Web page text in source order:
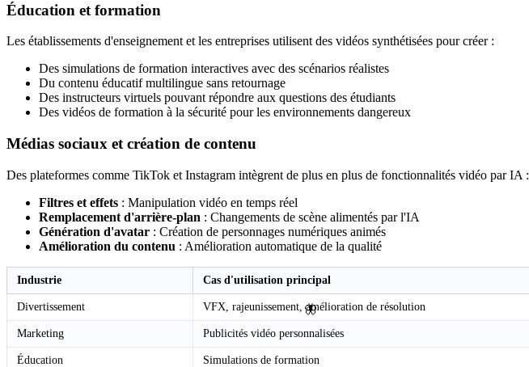
🦋
Éducation et formation
Les établissements d'enseignement et les entreprises utilisent des vidéos synthétisées pour créer :
Des simulations de formation interactives avec des scénarios réalistes
Du contenu éducatif multilingue sans retournage
Des instructeurs virtuels pouvant répondre aux questions des étudiants
Des vidéos de formation à la sécurité pour les environnements dangereux
Médias sociaux et création de contenu
Des plateformes comme TikTok et Instagram intègrent de plus en plus de fonctionnalités vidéo par IA :
Filtres et effets : Manipulation vidéo en temps réel
Remplacement d'arrière-plan : Changements de scène alimentés par l'IA
Génération d'avatar : Création de personnages numériques animés
Amélioration du contenu : Amélioration automatique de la qualité
Industrie Cas d'utilisation principal
Divertissement VFX, rajeunissement, amélioration de résolution
Marketing Publicités vidéo personnalisées
Éducation Simulations de formation